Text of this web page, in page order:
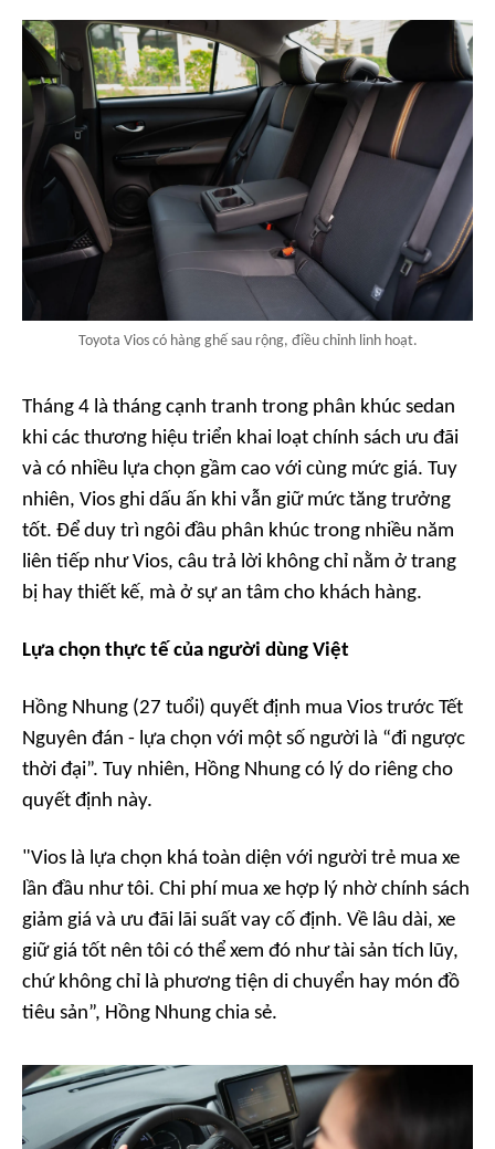
Toyota Vios có hàng ghế sau rộng, điều chỉnh linh hoạt.
Tháng 4 là tháng cạnh tranh trong phân khúc sedan
khi các thương hiệu triển khai loạt chính sách ưu đãi
và có nhiều lựa chọn gầm cao với cùng mức giá. Tuy
nhiên, Vios ghi dấu ấn khi vẫn giữ mức tăng trưởng
tốt. Để duy trì ngôi đầu phân khúc trong nhiều năm
liên tiếp như Vios, câu trả lời không chỉ nằm ở trang
bị hay thiết kế, mà ở sự an tâm cho khách hàng.
Lựa chọn thực tế của người dùng Việt
Hồng Nhung (27 tuổi) quyết định mua Vios trước Tết
Nguyên đán - lựa chọn với một số người là “đi ngược
thời đại”. Tuy nhiên, Hồng Nhung có lý do riêng cho
quyết định này.
"Vios là lựa chọn khá toàn diện với người trẻ mua xe
lần đầu như tôi. Chi phí mua xe hợp lý nhờ chính sách
giảm giá và ưu đãi lãi suất vay cố định. Về lâu dài, xe
giữ giá tốt nên tôi có thể xem đó như tài sản tích lũy,
chứ không chỉ là phương tiện di chuyển hay món đồ
tiêu sản”, Hồng Nhung chia sẻ.